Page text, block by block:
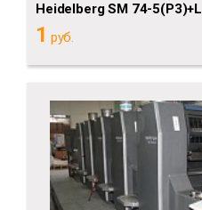
Heidelberg SM 74-5(P3)+L
1 руб.